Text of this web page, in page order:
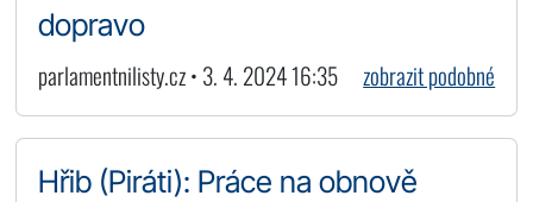
dopravo
parlamentnilisty.cz • 3. 4. 2024 16:35 zobrazit podobné
Hřib (Piráti): Práce na obnově